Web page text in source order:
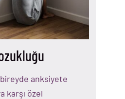
anksiyete
karşı özel